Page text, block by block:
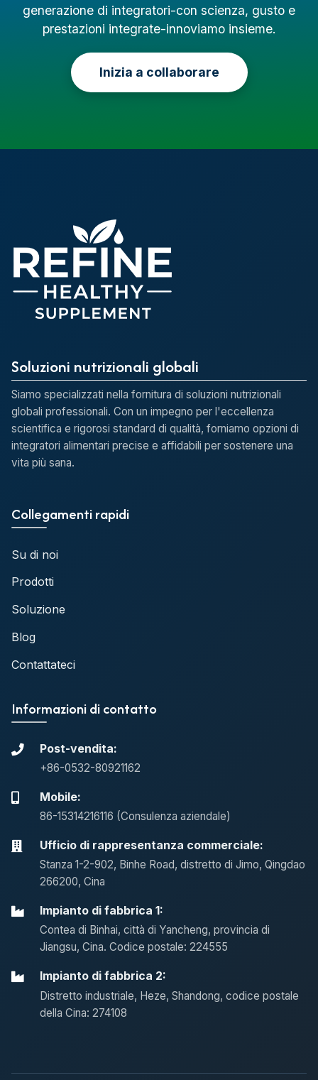
generazione di integratori-con scienza, gusto e
prestazioni integrate-innoviamo insieme.
Inizia a collaborare
Soluzioni nutrizionali globali
Siamo specializzati nella fornitura di soluzioni nutrizionali
globali professionali. Con un impegno per l'eccellenza
scientifica e rigorosi standard di qualità, forniamo opzioni di
integratori alimentari precise e affidabili per sostenere una
vita più sana.
Collegamenti rapidi
Su di noi
Prodotti
Soluzione
Blog
Contattateci
Informazioni di contatto
Post-vendita:
+86-0532-80921162
Mobile:
86-15314216116 (Consulenza aziendale)
Ufficio di rappresentanza commerciale:
Stanza 1-2-902, Binhe Road, distretto di Jimo, Qingdao
266200, Cina
Impianto di fabbrica 1:
Contea di Binhai, città di Yancheng, provincia di
Jiangsu, Cina. Codice postale: 224555
Impianto di fabbrica 2:
Distretto industriale, Heze, Shandong, codice postale
della Cina: 274108